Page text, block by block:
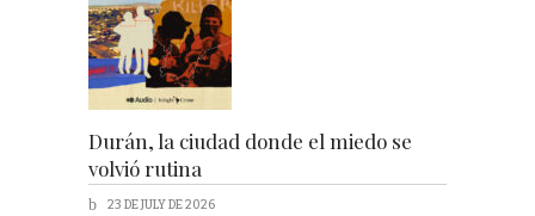
Durán, la ciudad donde el miedo se
volvió rutina
23 DE JULY DE 2026